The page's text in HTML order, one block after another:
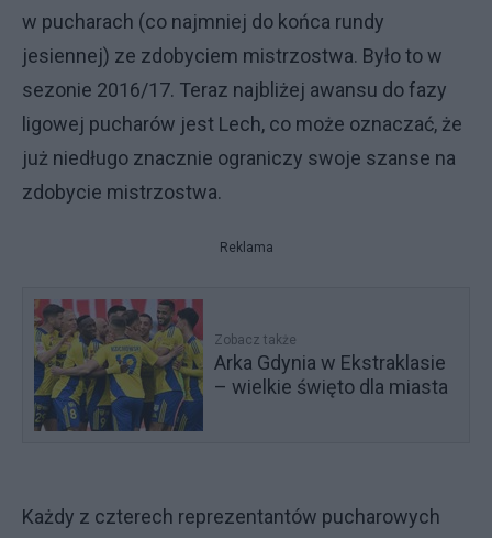
w pucharach (co najmniej do końca rundy
jesiennej) ze zdobyciem mistrzostwa. Było to w
sezonie 2016/17. Teraz najbliżej awansu do fazy
ligowej pucharów jest Lech, co może oznaczać, że
już niedługo znacznie ograniczy swoje szanse na
zdobycie mistrzostwa.
Reklama
Zobacz także
Arka Gdynia w Ekstraklasie
– wielkie święto dla miasta
Każdy z czterech reprezentantów pucharowych